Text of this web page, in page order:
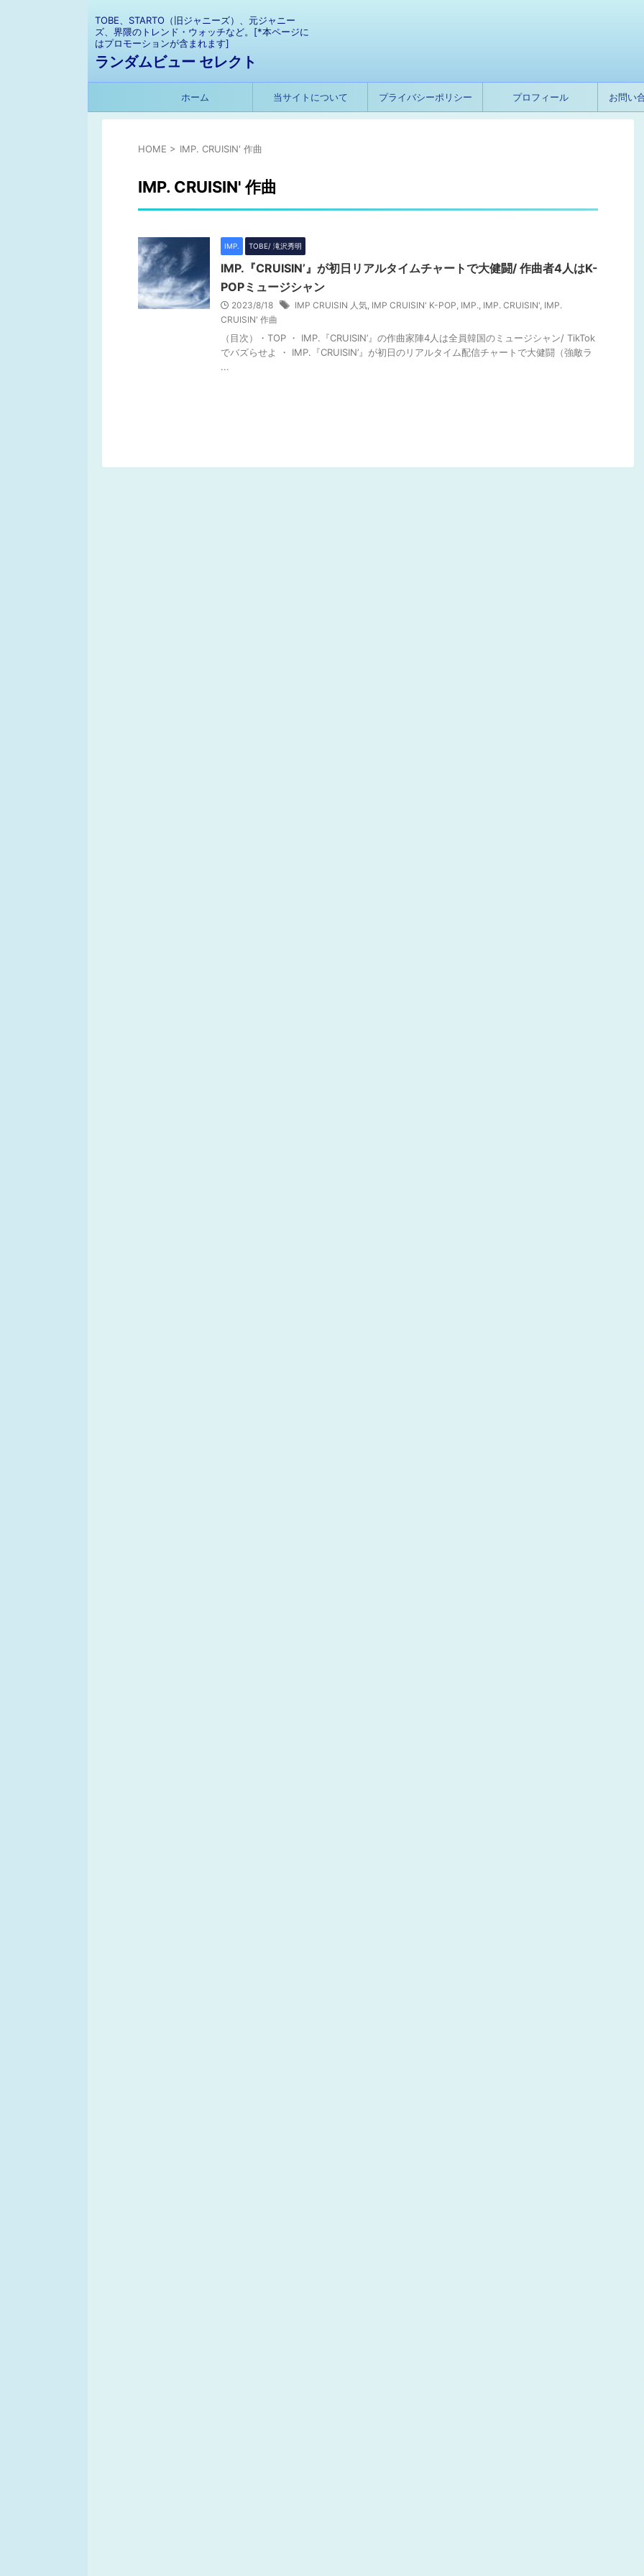
TOBE、STARTO（旧ジャニーズ）、元ジャニー
ズ、界隈のトレンド・ウォッチなど。[*本ページに
はプロモーションが含まれます]
ランダムビュー セレクト
ホーム 当サイトについて プライバシーポリシー プロフィール お問い
HOME > IMP. CRUISIN' 作曲
IMP. CRUISIN' 作曲
IMP. TOBE/ 滝沢秀明
IMP.『CRUISIN’』が初日リアルタイムチャートで大健闘/ 作曲者4人はK-
POPミュージシャン
2023/8/18 IMP CRUISIN 人気, IMP CRUISIN' K-POP, IMP., IMP. CRUISIN', IMP.
CRUISIN' 作曲
（目次）・TOP ・ IMP.『CRUISIN’』の作曲家陣4人は全員韓国のミュージシャン/ TikTok
でバズらせよ ・ IMP.『CRUISIN’』が初日のリアルタイム配信チャートで大健闘（強敵ラ
...